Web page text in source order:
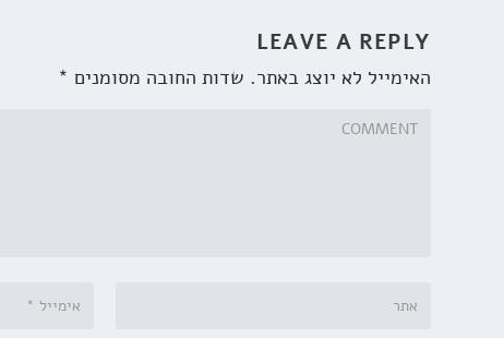
LEAVE A REPLY
האימייל לא יוצג באתר. שדות החובה מסומנים *